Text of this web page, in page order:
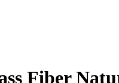
Fiber